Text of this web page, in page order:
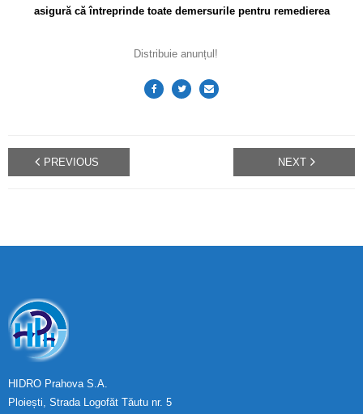
asigură că întreprinde toate demersurile pentru remedierea
Distribuie anunțul!
PREVIOUS NEXT
HIDRO Prahova S.A.
Ploiești, Strada Logofăt Tăutu nr. 5